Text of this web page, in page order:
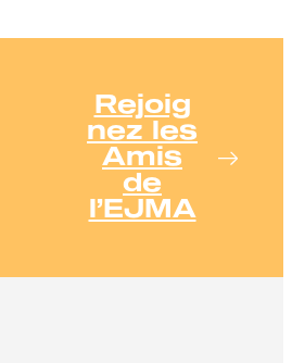
Rejoig
nez les
Amis
de
l’EJMA